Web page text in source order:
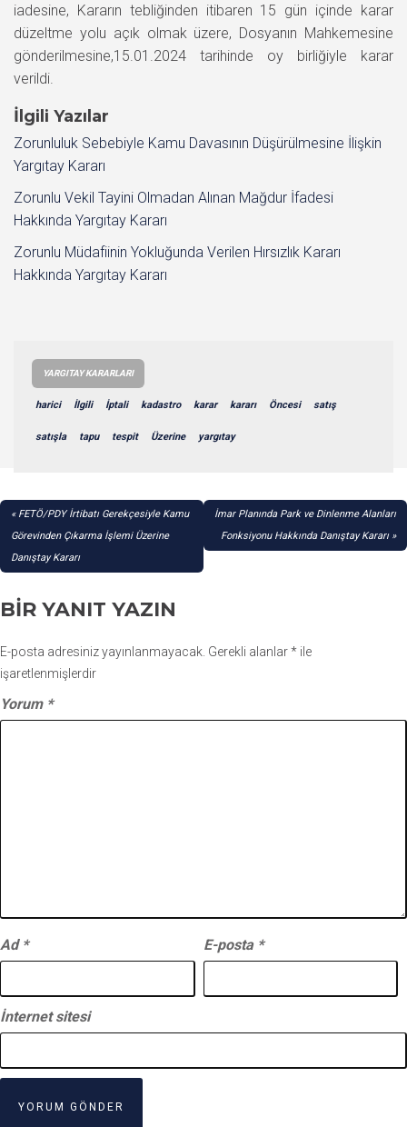
iadesine, Kararın tebliğinden itibaren 15 gün içinde karar
düzeltme yolu açık olmak üzere, Dosyanın Mahkemesine
gönderilmesine,15.01.2024 tarihinde oy birliğiyle karar
verildi.
İlgili Yazılar
Zorunluluk Sebebiyle Kamu Davasının Düşürülmesine İlişkin
Yargıtay Kararı
Zorunlu Vekil Tayini Olmadan Alınan Mağdur İfadesi
Hakkında Yargıtay Kararı
Zorunlu Müdafiinin Yokluğunda Verilen Hırsızlık Kararı
Hakkında Yargıtay Kararı
YARGITAY KARARLARI
harici İlgili İptali kadastro karar kararı Öncesi satış
satışla tapu tespit Üzerine yargıtay
YAZI
GEZINMESI
FETÖ/PDY İrtibatı Gerekçesiyle Kamu
Görevinden Çıkarma İşlemi Üzerine
Danıştay Kararı
İmar Planında Park ve Dinlenme Alanları
Fonksiyonu Hakkında Danıştay Kararı
BIR YANIT YAZIN
E-posta adresiniz yayınlanmayacak. Gerekli alanlar* ile
işaretlenmişlerdir
Yorum *
Ad * E-posta *
İnternet sitesi